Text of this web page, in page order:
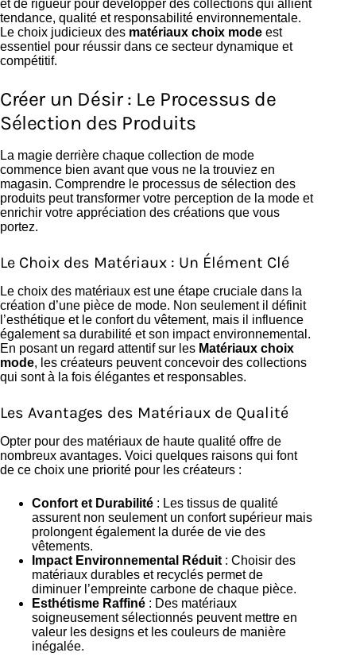
et de rigueur pour développer des collections qui allient
tendance, qualité et responsabilité environnementale.
Le choix judicieux des matériaux choix mode est
essentiel pour réussir dans ce secteur dynamique et
compétitif.
Créer un Désir : Le Processus de
Sélection des Produits
La magie derrière chaque collection de mode
commence bien avant que vous ne la trouviez en
magasin. Comprendre le processus de sélection des
produits peut transformer votre perception de la mode et
enrichir votre appréciation des créations que vous
portez.
Le Choix des Matériaux : Un Élément Clé
Le choix des matériaux est une étape cruciale dans la
création d’une pièce de mode. Non seulement il définit
l’esthétique et le confort du vêtement, mais il influence
également sa durabilité et son impact environnemental.
En posant un regard attentif sur les Matériaux choix
mode, les créateurs peuvent concevoir des collections
qui sont à la fois élégantes et responsables.
Les Avantages des Matériaux de Qualité
Opter pour des matériaux de haute qualité offre de
nombreux avantages. Voici quelques raisons qui font
de ce choix une priorité pour les créateurs :
Confort et Durabilité : Les tissus de qualité
assurent non seulement un confort supérieur mais
prolongent également la durée de vie des
vêtements.
Impact Environnemental Réduit : Choisir des
matériaux durables et recyclés permet de
diminuer l’empreinte carbone de chaque pièce.
Esthétisme Raffiné : Des matériaux
soigneusement sélectionnés peuvent mettre en
valeur les designs et les couleurs de manière
inégalée.